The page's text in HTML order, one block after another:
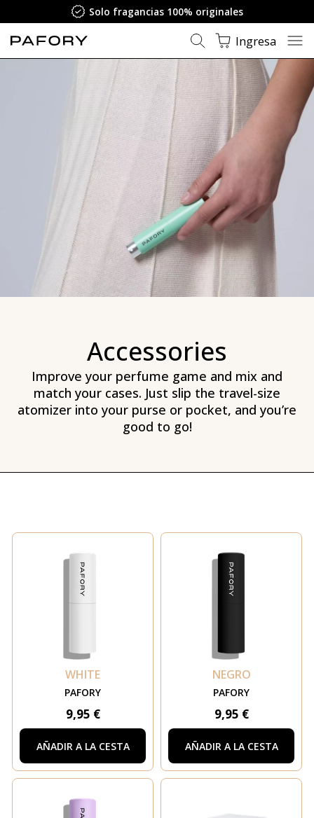
Solo fragancias 100% originales
Ingresa
Accessories
Improve your perfume game and mix and
match your cases. Just slip the travel-size
atomizer into your purse or pocket, and you’re
good to go!
WHITE
PAFORY
9,95 €
AÑADIR A LA CESTA
NEGRO
PAFORY
9,95 €
AÑADIR A LA CESTA